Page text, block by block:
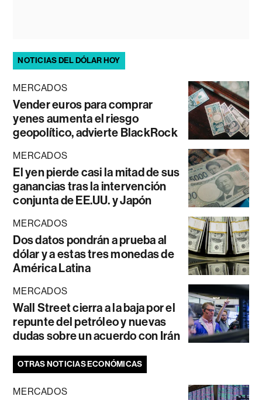
NOTICIAS DEL DÓLAR HOY
MERCADOS
Vender euros para comprar
yenes aumenta el riesgo
geopolítico, advierte BlackRock
MERCADOS
El yen pierde casi la mitad de sus
ganancias tras la intervención
conjunta de EE.UU. y Japón
MERCADOS
Dos datos pondrán a prueba al
dólar y a estas tres monedas de
América Latina
MERCADOS
Wall Street cierra a la baja por el
repunte del petróleo y nuevas
dudas sobre un acuerdo con Irán
OTRAS NOTICIAS ECONÓMICAS
MERCADOS